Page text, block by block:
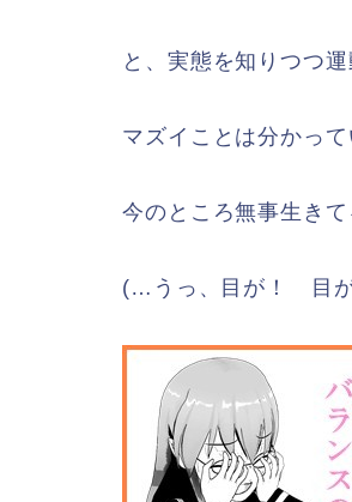
と、実態を知りつつ
マズイことは分かっ
今のところ無事生き
(…うっ、目が！ 目